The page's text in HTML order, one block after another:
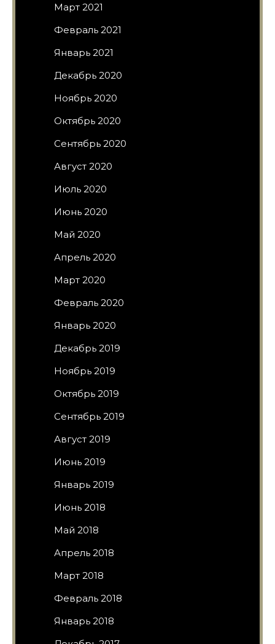
Март 2021
Февраль 2021
Январь 2021
Декабрь 2020
Ноябрь 2020
Октябрь 2020
Сентябрь 2020
Август 2020
Июль 2020
Июнь 2020
Май 2020
Апрель 2020
Март 2020
Февраль 2020
Январь 2020
Декабрь 2019
Ноябрь 2019
Октябрь 2019
Сентябрь 2019
Август 2019
Июнь 2019
Январь 2019
Июнь 2018
Май 2018
Апрель 2018
Март 2018
Февраль 2018
Январь 2018